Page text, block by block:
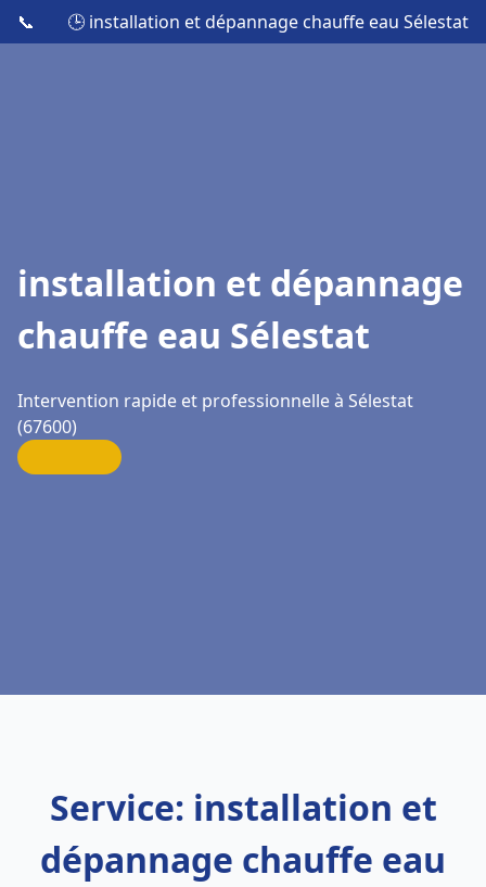
📞 🕒 installation et dépannage chauffe eau Sélestat
installation et dépannage
chauffe eau Sélestat
Intervention rapide et professionnelle à Sélestat
(67600)
Service: installation et
dépannage chauffe eau